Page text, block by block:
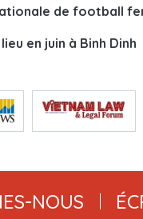
de football
en juin à Binh Dinh
NOUS